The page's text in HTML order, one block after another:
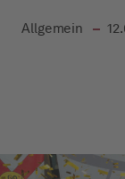
in
Allgemein